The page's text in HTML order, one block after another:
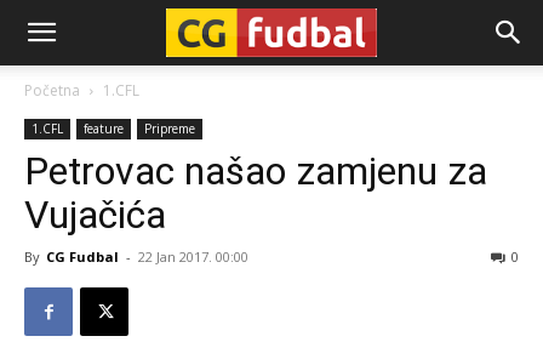
CG-
Fudbal
Početna 1.CFL
1.CFL feature Pripreme
Petrovac našao zamjenu za
Vujačića
By CG Fudbal - 22 Jan 2017. 00:00 0